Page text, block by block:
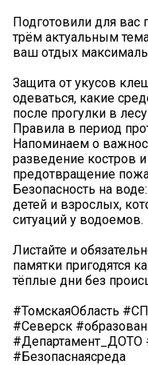
Подготовили для вас
трём актуальным
ваш отдых
Защита от укусов
одеваться, какие
после прогулки в
Правила в период
Напоминаем о
разведение костров
предотвращение
Безопасность на
детей и взрослых,
ситуаций у водоемов.
Листайте и
памятки пригодятся
тёплые дни без
#ТомскаяОбласть
#Северск
#Департамент_ДОТО
#Безопаснаясреда